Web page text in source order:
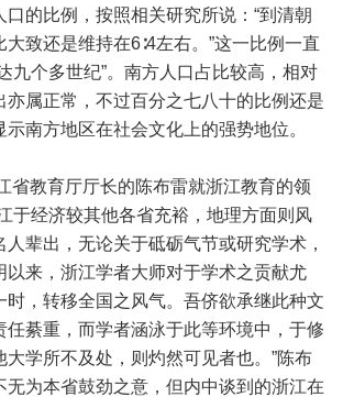
口的比例，按照相关研究所说：“到清朝
致还是维持在6∶4左右。”这一比例一直
九个多世纪”。南方人口占比较高，相对
亦属正常，不过百分之七八十的比例还是
南方地区在社会文化上的强势地位。
省教育厅厅长的陈布雷就浙江教育的领
于经济较其他各省充裕，地理方面则风
辈出，无论关于砥砺气节或研究学术，
以来，浙江学者大师对于学术之贡献尤
时，转移全国之风气。吾侪欲承继此种文
任綦重，而学者涵泳于此等环境中，于修
大学所不及处，则灼然可见者也。”陈布
无为本省鼓劲之意，但内中谈到的浙江在